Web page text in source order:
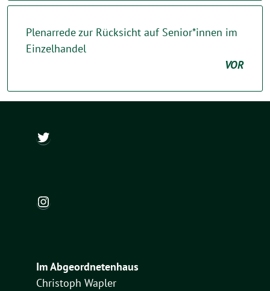
Plenarrede zur Rücksicht auf Senior*innen im
Einzelhandel
VOR
@ch_wapler
Instagram
Im Abgeordnetenhaus
Christoph Wapler